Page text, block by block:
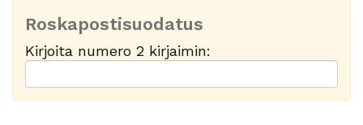
Roskapostisuodatus
Kirjoita numero 2 kirjaimin: